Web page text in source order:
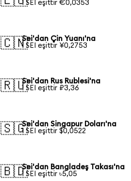
1 SEI eşittir €0,0353
🇨🇳Sei'dan Çin Yuanı'na
1 SEI eşittir ¥0,2753
🇷🇺Sei'dan Rus Rublesi'na
1 SEI eşittir ₽3,36
🇸🇬Sei'dan Singapur Doları'na
1 SEI eşittir $0,0522
🇧🇩Sei'dan Bangladeş Takası'na
1 SEI eşittir ৳5,05